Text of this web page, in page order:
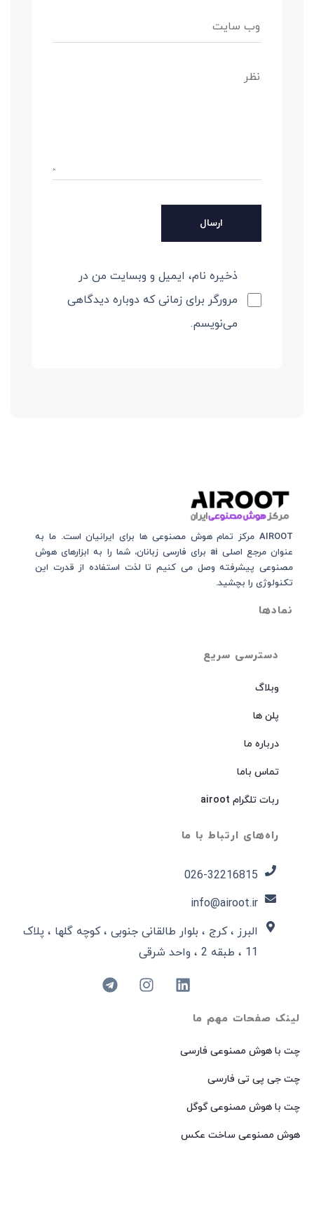
ذخیره نام، ایمیل و وبسایت من در
مرورگر برای زمانی که دوباره دیدگاهی
می‌نویسم.
لینک صفحات مهم ما
چت با هوش مصنوعی فارسی
چت جی پی تی فارسی
چت با هوش مصنوعی گوگل
هوش مصنوعی ساخت عکس
دسترسی سریع
وبلاگ
پلن ها
درباره ما
تماس باما
ربات تلگرام airoot
راه‌های ارتباط با ما
026-32216815​
info@airoot.ir
البرز ، کرج ، بلوار طالقانی جنوبی ، کوچه گلها ، پلاک
11 ، طبقه 2 ، واحد شرقی
AIROOT مرکز تمام هوش مصنوعی‌‌‌ ها برای ایرانیان است. ما به
عنوان مرجع اصلی ai برای فارسی زبانان، شما را به ابزارهای هوش
مصنوعی پیشرفته وصل می کنیم تا لذت استفاده از قدرت این
تکنولوژی را بچشید.
نمادها